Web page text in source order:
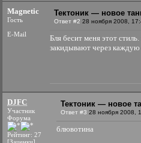
Magnetic
Гость
E-Mail
Тектоник — новое
Ответ #2 28 ноября 2008,
Бля бесит меня этот
закидывают через
DJFC
Участник
Форума
Рейтинг: 27
Тектоник — новое
Ответ #3 28 ноября 2008,
блювотина